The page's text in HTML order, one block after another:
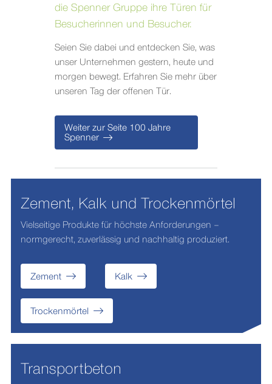
die Spenner Gruppe ihre Türen für
Besucherinnen und Besucher.
Seien Sie dabei und entdecken Sie, was
unser Unternehmen gestern, heute und
morgen bewegt. Erfahren Sie mehr über
unseren Tag der offenen Tür.
Weiter zur Seite 100 Jahre
Spenner
Zement, Kalk und Trockenmörtel
Vielseitige Produkte für höchste Anforderungen –
normgerecht, zuverlässig und nachhaltig produziert.
Zement Kalk
Trockenmörtel
Transportbeton